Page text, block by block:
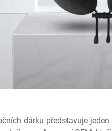
dárků představuje